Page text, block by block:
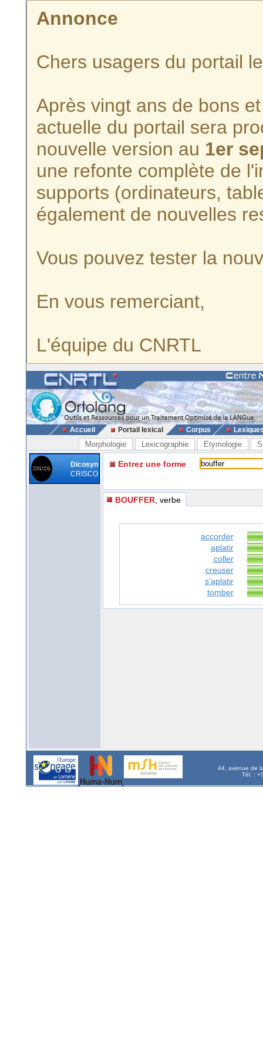
Annonce
Chers usagers du portail
Après vingt ans de bons
actuelle du portail sera
nouvelle version au 1er
une refonte complète de
supports (ordinateurs,
également de nouvelles
Vous pouvez tester la
En vous remerciant,
L'équipe du CNRTL
Accueil Portail lexical Corpus
Morphologie Lexicographie Etymologie
Dicosyn
CRISCO
Entrez une forme
BOUFFER , verbe
accorder
aplatir
coller
creuser
s'aplatir
tomber
44, avenue de
Tél. :